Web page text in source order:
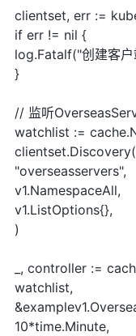
clientset, err :=
if err != nil {
log.Fatalf("创建客
}
// 监听
watchlist :=
"overseasservers",
v1.NamespaceAll,
v1.ListOptions{},
)
_, controller :=
watchlist,
10*time.Minute,